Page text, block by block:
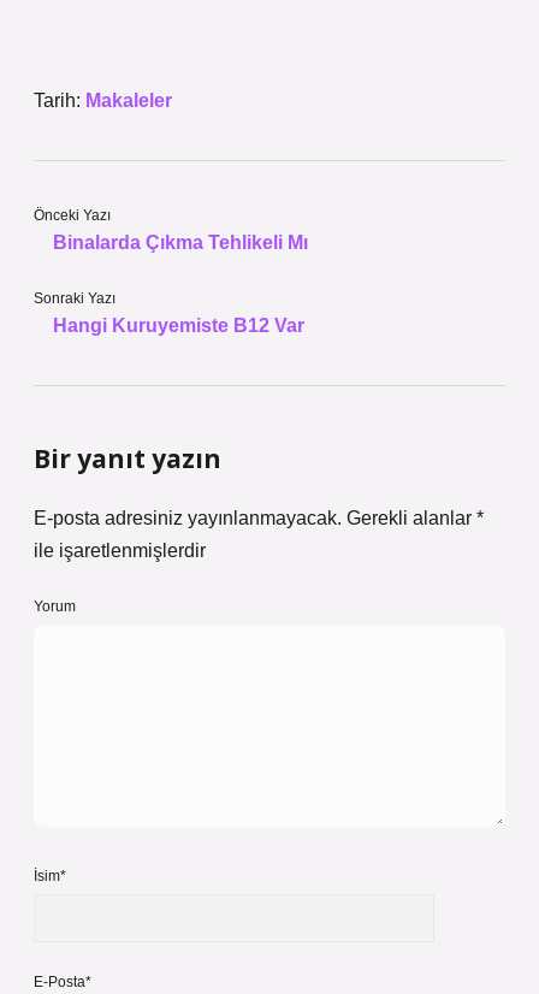
Tarih: Makaleler
Önceki Yazı
Binalarda Çıkma Tehlikeli Mı
Sonraki Yazı
Hangi Kuruyemiste B12 Var
Bir yanıt yazın
E-posta adresiniz yayınlanmayacak. Gerekli alanlar *
ile işaretlenmişlerdir
Yorum
İsim*
E-Posta*